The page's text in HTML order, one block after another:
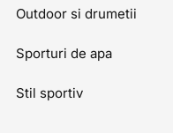
Outdoor si drumetii
Sporturi de apa
Stil sportiv